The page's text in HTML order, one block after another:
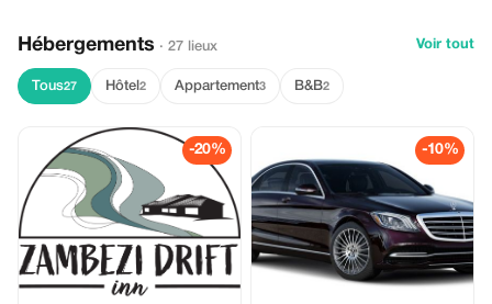
Hébergements · 27 lieux Voir tout
Tous27 Hôtel 2 Appartement3 B&B2
-20% -10%